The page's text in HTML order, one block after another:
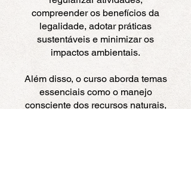
compreender os benefícios da
legalidade, adotar práticas
sustentáveis e minimizar os
impactos ambientais.
Além disso, o curso aborda temas
essenciais como o manejo
consciente dos recursos naturais,